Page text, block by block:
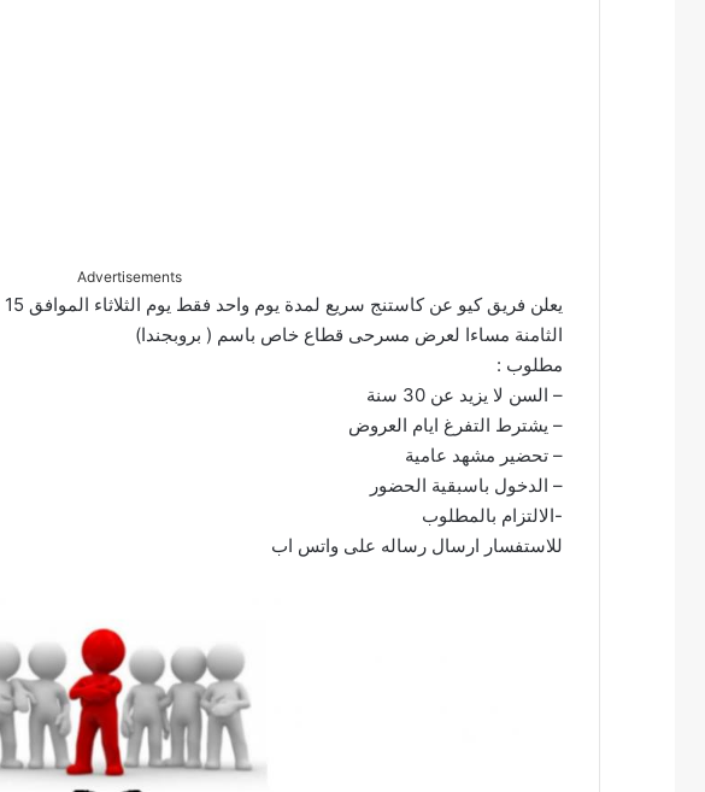
Advertisements
الثامنة مساءا لعرض مسرحى قطاع خاص باسم ( بروبجندا)
مطلوب :
– السن لا يزيد عن 30 سنة
– يشترط التفرغ ايام العروض
– تحضير مشهد عامية
– الدخول باسبقية الحضور
-الالتزام بالمطلوب
للاستفسار ارسال رساله على واتس اب